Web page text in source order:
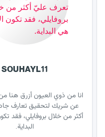
SOUHAYL11
انا من ذوي العيون أزرق هنا
عن شريك لتحقيق تعارف
أكثر من خلال بروفايلي، فقد
البداية.